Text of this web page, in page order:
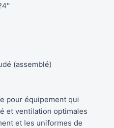
(assemblé)
pour équipement qui
et ventilation optimales
et les uniformes de